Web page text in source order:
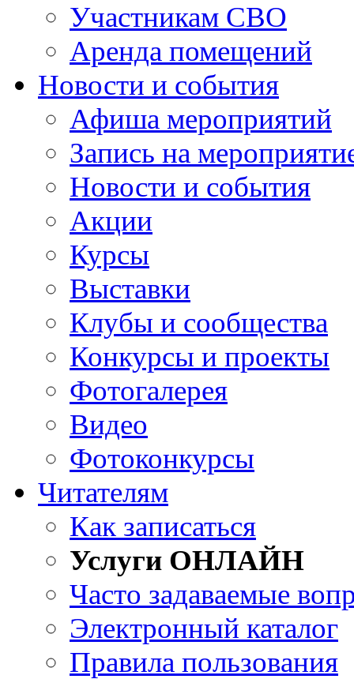
Участникам СВО
Аренда помещений
Новости и события
Афиша мероприятий
Запись на
Новости и события
Акции
Курсы
Выставки
Клубы и сообщества
Конкурсы и проекты
Фотогалерея
Видео
Фотоконкурсы
Читателям
Как записаться
Услуги ОНЛАЙН
Часто задаваемые
Электронный каталог
Правила пользования